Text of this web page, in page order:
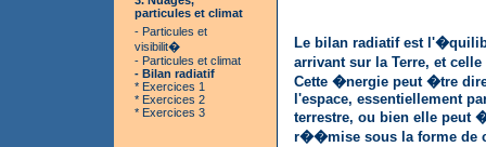
particules et climat
- Particules et
visibilit�
- Particules et climat
- Bilan radiatif
* Exercices 1
* Exercices 2
* Exercices 3
Le bilan radiatif est
arrivant sur la Terre, et
Cette �nergie peut �tre
l'espace, essentiellement
terrestre, ou bien elle peut
r��mise sous la forme de